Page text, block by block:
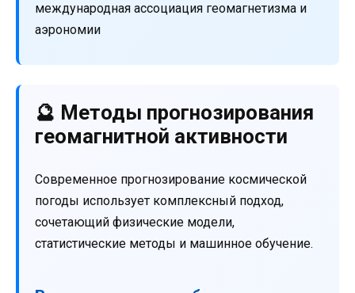
международная ассоциация геомагнетизма и
аэрономии
🔮 Методы прогнозирования
геомагнитной активности
Современное прогнозирование космической
погоды использует комплексный подход,
сочетающий физические модели,
статистические методы и машинное обучение.